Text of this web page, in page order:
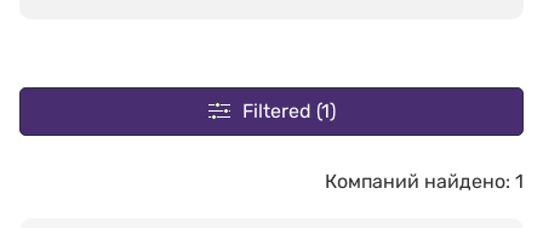
Filtered (1)
Компаний найдено: 1